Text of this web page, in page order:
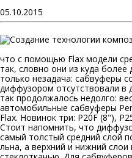
05.10.2015
что с помощью Flax модели
так, словно они из куда
только незадача: сабвуферы
диффузором отсутствовали в
так продолжалось недолго:
автомобильные сабвуферы
Flax. Новинок три: P20F (8"),
Стоит напомнить, что
самый толстый средний слой
льна, а верхний и нижний